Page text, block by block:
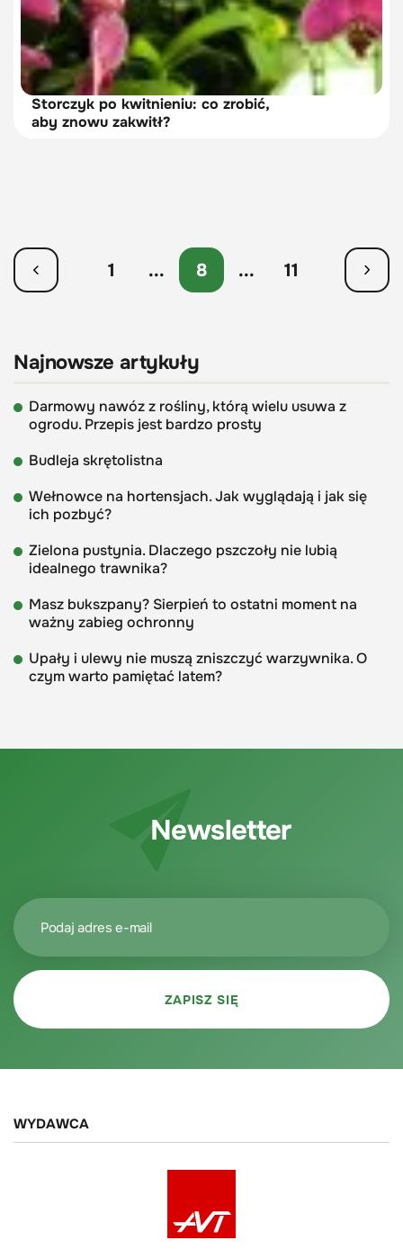
Storczyk po kwitnieniu: co zrobić,
aby znowu zakwitł?
1 ... 8 ... 11
Najnowsze artykuły
Darmowy nawóz z rośliny, którą wielu usuwa z
ogrodu. Przepis jest bardzo prosty
Budleja skrętolistna
Wełnowce na hortensjach. Jak wyglądają i jak się
ich pozbyć?
Zielona pustynia. Dlaczego pszczoły nie lubią
idealnego trawnika?
Masz bukszpany? Sierpień to ostatni moment na
ważny zabieg ochronny
Upały i ulewy nie muszą zniszczyć warzywnika. O
czym warto pamiętać latem?
Newsletter
WYDAWCA